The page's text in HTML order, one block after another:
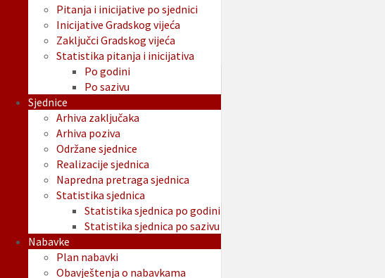
Pitanja i inicijative po sjednici
Inicijative Gradskog vijeća
Zaključci Gradskog vijeća
Statistika pitanja i inicijativa
Po godini
Po sazivu
Sjednice
Arhiva zaključaka
Arhiva poziva
Održane sjednice
Realizacije sjednica
Napredna pretraga sjednica
Statistika sjednica
Statistika sjednica po godini
Statistika sjednica po sazivu
Nabavke
Plan nabavki
Obavještenja o nabavkama